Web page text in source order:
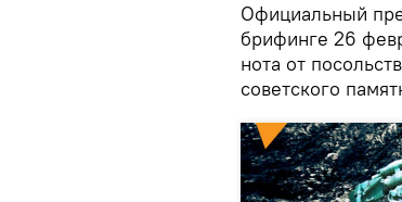
Официальный
брифинге 26
нота от
советского